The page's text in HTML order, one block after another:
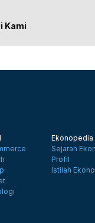
Kami
Ekonopedia
Sejarah
Profil
Istilah